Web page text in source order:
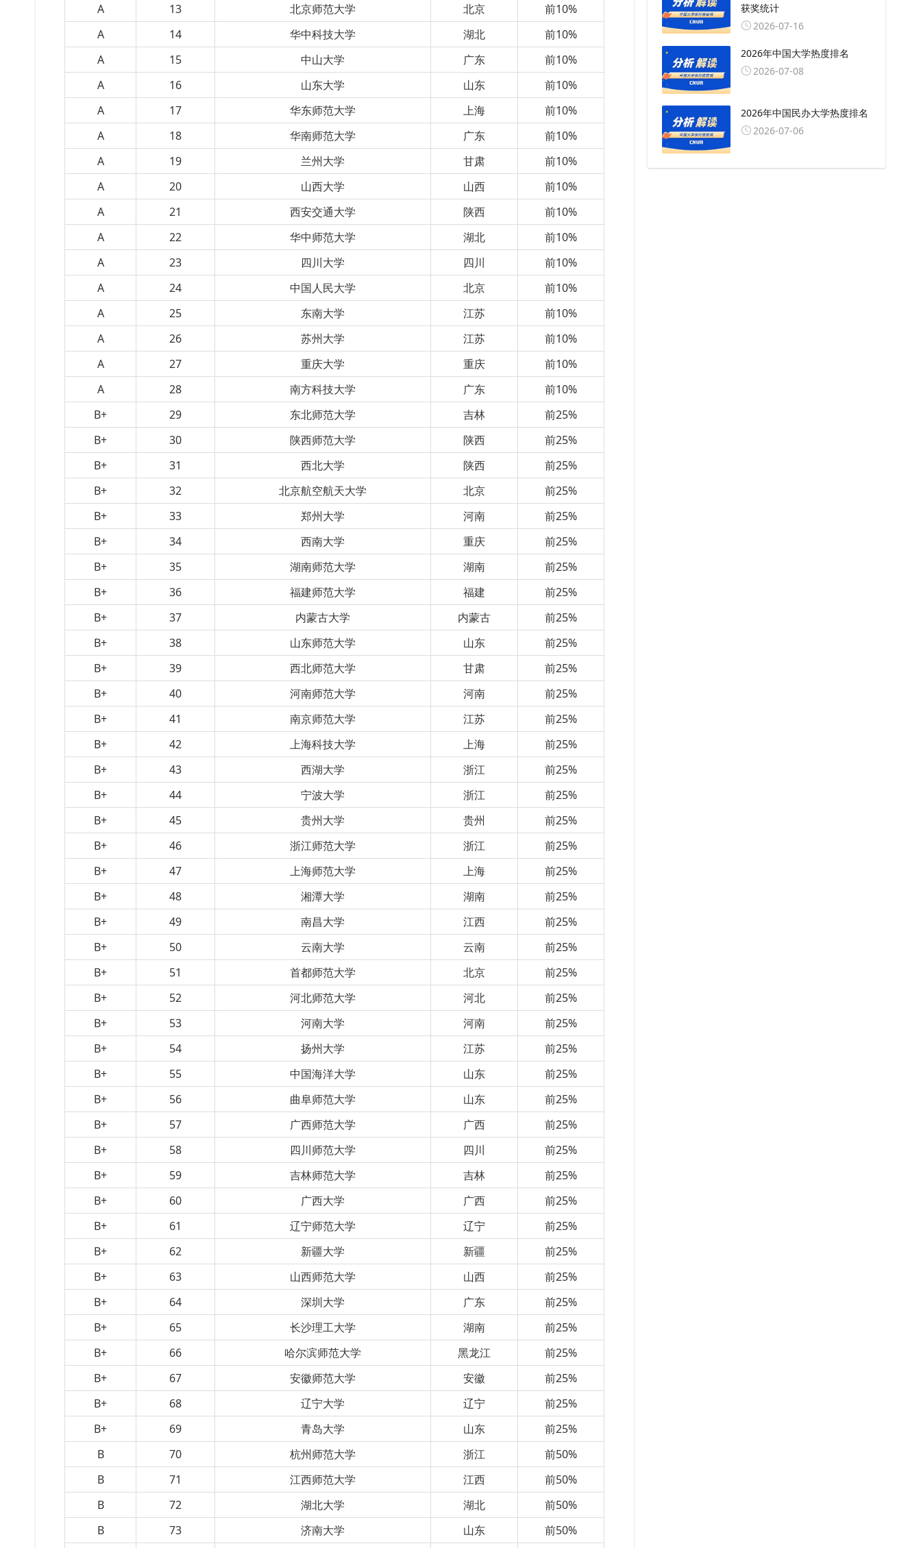
A
13 北京师范大学 北京
前10%
A
14 华中科技大学 湖北
前10%
A
15 中山大学 广东
前10%
A
16 山东大学 山东
前10%
A
17 华东师范大学 上海
前10%
A
18 华南师范大学 广东
前10%
A
19 兰州大学 甘肃
前10%
A
20 山西大学 山西
前10%
A
21 西安交通大学 陕西
前10%
A
22 华中师范大学 湖北
前10%
A
23 四川大学 四川
前10%
A
24 中国人民大学 北京
前10%
A
25 东南大学 江苏
前10%
A
26 苏州大学 江苏
前10%
A
27 重庆大学 重庆
前10%
A
28 南方科技大学 广东
前10%
B+
29 东北师范大学 吉林
前25%
B+
30 陕西师范大学 陕西
前25%
B+
31 西北大学 陕西
前25%
B+
32 北京航空航天大学 北京
前25%
B+
33 郑州大学 河南
前25%
B+
34 西南大学 重庆
前25%
B+
35 湖南师范大学 湖南
前25%
B+
36 福建师范大学 福建
前25%
B+
37 内蒙古大学 内蒙古
前25%
B+
38 山东师范大学 山东
前25%
B+
39 西北师范大学 甘肃
前25%
B+
40 河南师范大学 河南
前25%
B+
41 南京师范大学 江苏
前25%
B+
42 上海科技大学 上海
前25%
B+
43 西湖大学 浙江
前25%
B+
44 宁波大学 浙江
前25%
B+
45 贵州大学 贵州
前25%
B+
46 浙江师范大学 浙江
前25%
B+
47 上海师范大学 上海
前25%
B+
48 湘潭大学 湖南
前25%
B+
49 南昌大学 江西
前25%
B+
50 云南大学 云南
前25%
B+
51 首都师范大学 北京
前25%
B+
52 河北师范大学 河北
前25%
B+
53 河南大学 河南
前25%
B+
54 扬州大学 江苏
前25%
B+
55 中国海洋大学 山东
前25%
B+
56 曲阜师范大学 山东
前25%
B+
57 广西师范大学 广西
前25%
B+
58 四川师范大学 四川
前25%
B+
59 吉林师范大学 吉林
前25%
B+
60 广西大学 广西
前25%
B+
61 辽宁师范大学 辽宁
前25%
B+
62 新疆大学 新疆
前25%
B+
63 山西师范大学 山西
前25%
B+
64 深圳大学 广东
前25%
B+
65 长沙理工大学 湖南
前25%
B+
66 哈尔滨师范大学 黑龙江
前25%
B+
67 安徽师范大学 安徽
前25%
B+
68 辽宁大学 辽宁
前25%
B+
69 青岛大学 山东
前25%
B
70 杭州师范大学 浙江
前50%
B
71 江西师范大学 江西
前50%
B
72 湖北大学 湖北
前50%
B
73 济南大学 山东 前50%
获奖统计
2026-07-16
2026年中国大学热度排名
2026-07-08
2026年中国民办大学热度排名
2026-07-06